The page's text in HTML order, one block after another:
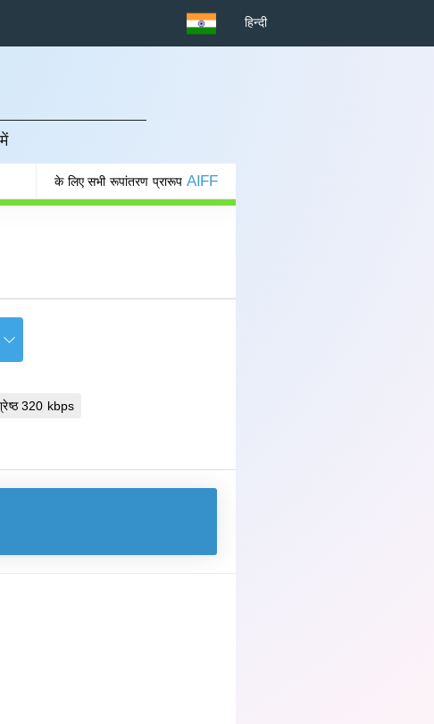
हिन्दी
के लिए सभी रूपांतरण प्रारूप AIFF
320 kbps